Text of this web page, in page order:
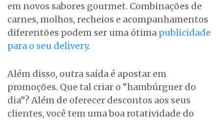
em novos sabores gourmet. Combinações de
carnes, molhos, recheios e acompanhamentos
diferentões podem ser uma ótima publicidade
para o seu delivery.
Além disso, outra saída é apostar em
promoções. Que tal criar o “hambúrguer do
dia”? Além de oferecer descontos aos seus
clientes, você tem uma boa rotatividade do